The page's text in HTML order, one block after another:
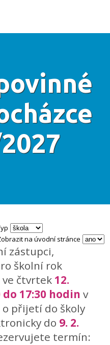
na úvodní stránce
zástupci,
školní rok
čtvrtek 12.
do 17:30 hodin v
o přijetí do školy
do 9. 2.
termín: